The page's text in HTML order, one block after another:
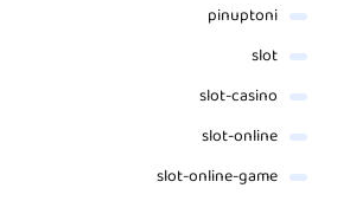
pinuptoni
slot
slot-casino
slot-online
slot-online-game